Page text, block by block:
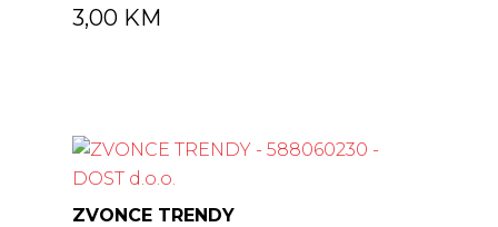
3,00 KM
ZVONCE TRENDY